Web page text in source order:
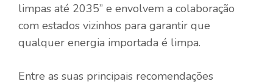
limpas até 2035” e envolvem a colaboração
com estados vizinhos para garantir que
qualquer energia importada é limpa.
Entre as suas principais recomendações